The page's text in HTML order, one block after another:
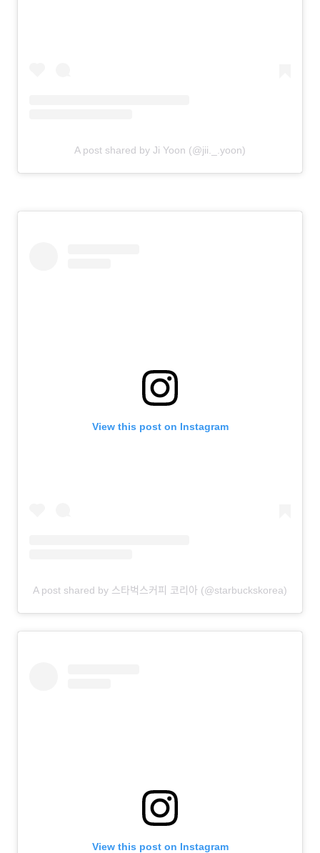
A post shared by Ji Yoon (@jii._.yoon)
View this post on Instagram
A post shared by 스타벅스커피 코리아 (@starbuckskorea)
View this post on Instagram